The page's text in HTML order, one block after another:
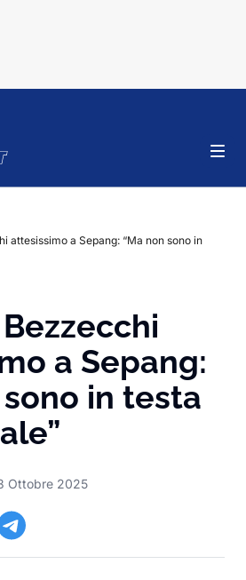
attesissimo a Sepang: “Ma non sono in
a Sepang:
sono in testa
Ottobre 2025